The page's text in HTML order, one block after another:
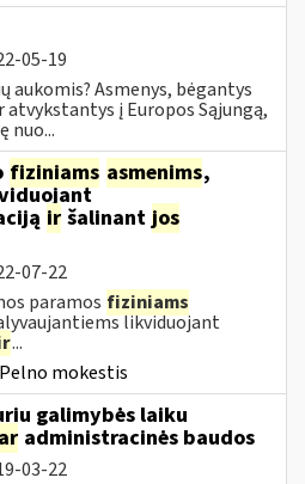
05-19
aukomis? Asmenys, bėgantys
atvykstantys į Europos Sąjungą,
nuo...
fiziniams asmenims,
ir šalinant jos
07-22
paramos fiziniams
likviduojant
...
Pelno mokestis
galimybės laiku
ar administracinės baudos
03-22